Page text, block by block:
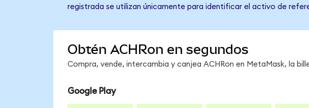
registrada se utilizan únicamente para identificar el activo de
Obtén ACHRon en segundos
Compra, vende, intercambia y canjea ACHRon en MetaMask, la
Google Play